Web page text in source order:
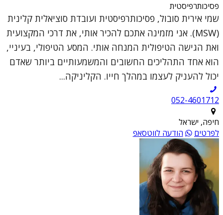
פסיכותרפיסטית
שמי אירית סובול, פסיכותרפיסטית ועובדת סוציאלית קלינית
(MSW). אני מזמינה אתכם להכיר אותי, את דרכי המקצועית
ואת הגישה הטיפולית המנחה אותי. המסע הטיפולי, בעיניי,
הוא אחד התהליכים החשובים והמשמעותיים ביותר שאדם
יכול להעניק לעצמו במהלך חייו. הקליניקה...
052-4601712
חיפה, ישראל
לפרטים
הודעה לווטסאפ